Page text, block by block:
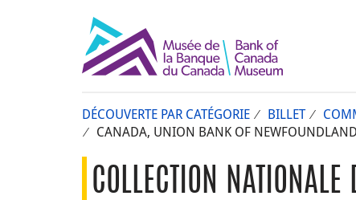
DÉCOUVERTE PAR CATÉGORIE BILLET
CANADA, UNION BANK OF
COLLECTION